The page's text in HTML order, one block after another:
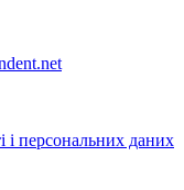
і персональних даних